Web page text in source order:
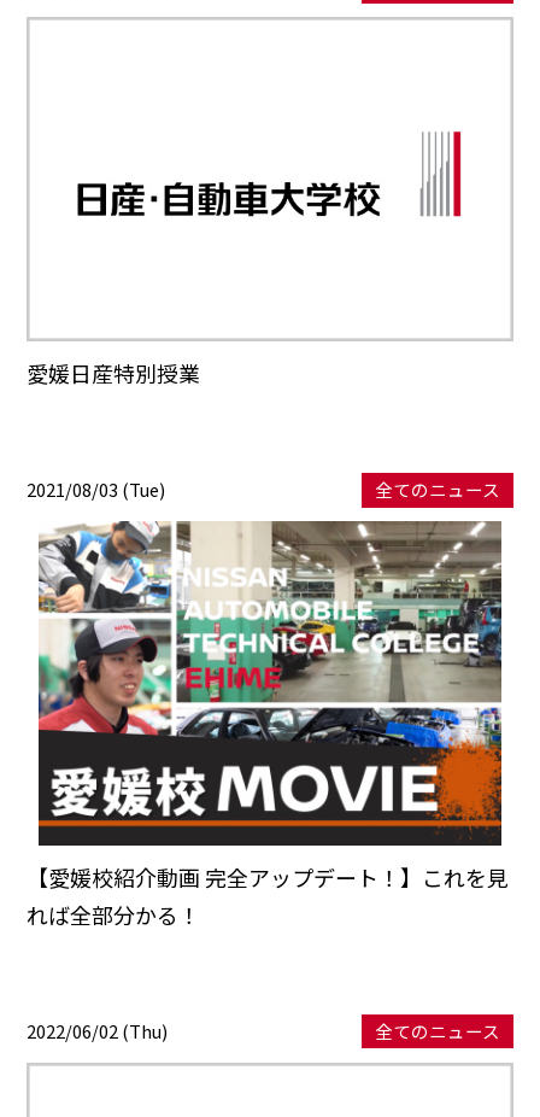
愛媛日産特別授業
2021/08/03 (Tue) 全てのニュース
【愛媛校紹介動画 完全アップデート！】これを見
れば全部分かる！
2022/06/02 (Thu) 全てのニュース